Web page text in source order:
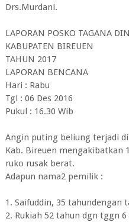
Drs.Murdani.
LAPORAN POSKO TAGANA
KABUPATEN BIREUEN
TAHUN 2017
LAPORAN BENCANA
Hari : Rabu
Tgl : 06 Des 2016
Pukul : 16.30 Wib
Angin puting beliung terjadi di
Kab. Bireuen mengakibatkan
ruko rusak berat.
Adapun nama2 pemilik :
1. Saifuddin, 35 tahundengan
2. Rukiah 52 tahun dgn tggn